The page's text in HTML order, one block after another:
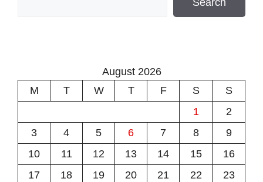
Search
August 2026
M
T W T F S
S
1
2
3
4 5 6 7 8
9
10
11 12 13 14 15
16
17
18 19 20 21 22
23